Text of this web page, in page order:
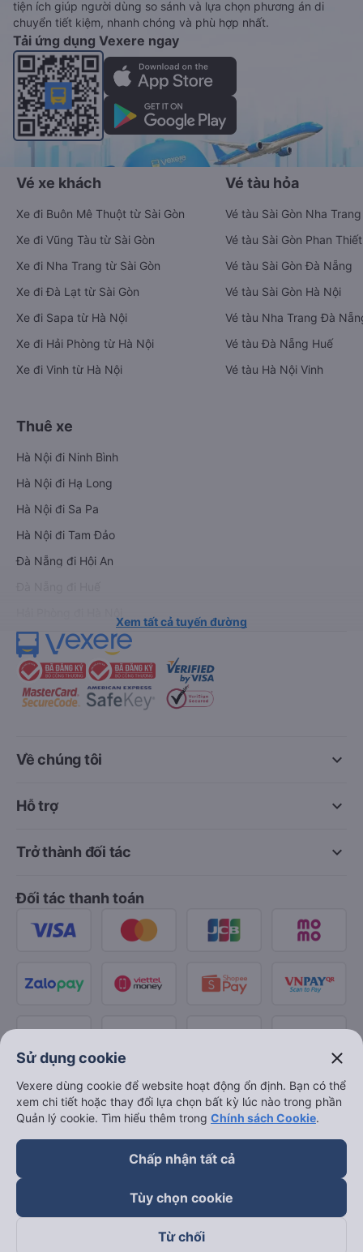
tiện ích giúp người dùng so sánh và lựa chọn phương án di
chuyển tiết kiệm, nhanh chóng và phù hợp nhất.
Tải ứng dụng Vexere ngay
Vé xe khách
Xe đi Buôn Mê Thuột từ Sài Gòn
Xe đi Vũng Tàu từ Sài Gòn
Xe đi Nha Trang từ Sài Gòn
Xe đi Đà Lạt từ Sài Gòn
Xe đi Sapa từ Hà Nội
Xe đi Hải Phòng từ Hà Nội
Xe đi Vinh từ Hà Nội
Vé tàu hỏa
Vé tàu Sài Gòn Nha Trang
Vé tàu Sài Gòn Phan Thiết
Vé tàu Sài Gòn Đà Nẵng
Vé tàu Sài Gòn Hà Nội
Vé tàu Nha Trang Đà
Vé tàu Đà Nẵng Huế
Vé tàu Hà Nội Vinh
Thuê xe
Hà Nội đi Ninh Bình
Hà Nội đi Hạ Long
Hà Nội đi Sa Pa
Hà Nội đi Tam Đảo
Đà Nẵng đi Hội An
Xem tất cả tuyến đường
keyboard_arrow_down
Về chúng tôi
keyboard_arrow_down
Hỗ trợ
keyboard_arrow_down
Trở thành đối tác
Đối tác thanh toán
Sử dụng cookie close
Vexere dùng cookie để website hoạt động ổn định. Bạn có thể
xem chi tiết hoặc thay đổi lựa chọn bất kỳ lúc nào trong phần
Quản lý cookie. Tìm hiểu thêm trong Chính sách Cookie.
Chấp nhận tất cả
Tùy chọn cookie
Từ chối